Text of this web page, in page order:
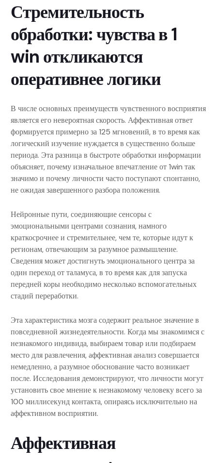
Стремительность
обработки: чувства в 1
win откликаются
оперативнее логики
В числе основных преимуществ чувственного восприятия
является его невероятная скорость. Аффективная ответ
формируется примерно за 125 мгновений, в то время как
логический изучение нуждается в существенно больше
периода. Эта разница в быстроте обработки информации
объясняет, почему изначальное впечатление от 1win так
значимо и почему личности часто поступают спонтанно,
не ожидая завершенного разбора положения.
Нейронные пути, соединяющие сенсоры с
эмоциональными центрами сознания, намного
краткосрочнее и стремительнее, чем те, которые идут к
регионам, отвечающим за разумное размышление.
Сведения может достигнуть эмоционального центра за
один переход от таламуса, в то время как для запуска
передней коры необходимо несколько вспомогательных
стадий переработки.
Эта характеристика мозга содержит реальное значение в
повседневной жизнедеятельности. Когда мы знакомимся с
незнакомого индивида, выбираем товар или подбираем
место для развлечения, аффективная анализ совершается
немедленно, а разумное обоснование часто возникает
после. Исследования демонстрируют, что личности могут
установить свое мнение к незнакомому человеку всего за
100 миллисекунд контакта, опираясь исключительно на
аффективном восприятии.
Аффективная